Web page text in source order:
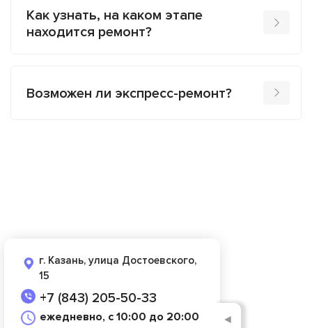
Как узнать, на каком этапе
находится ремонт?
Возможен ли экспресс-ремонт?
г. Казань, улица Достоевского,
15
+7 (843) 205-50-33
ежедневно, с 10:00 до 20:00
◄